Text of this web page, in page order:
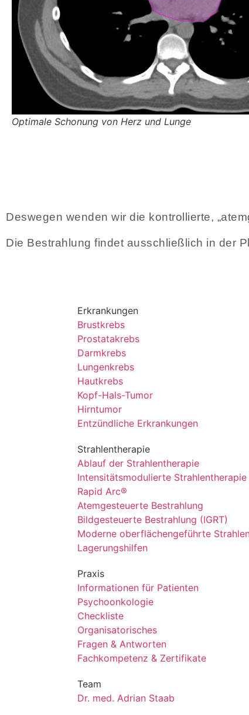
Optimale Schonung von Herz und Lunge
Deswegen wenden wir die kontrollierte,
Die Bestrahlung findet ausschließlich in der
Erkrankungen
Brustkrebs
Prostatakrebs
Darmkrebs
Lungenkrebs
Hautkrebs
Kopf-Hals-Tumor
Hirntumor
Entzündliche Erkrankungen
Strahlentherapie
Ablauf der Strahlentherapie
Intensitätsmodulierte Strahlentherapie
Rapid Arc®
Atemgesteuerte Bestrahlung
Bildgesteuerte Bestrahlung (IGRT)
Moderne oberflächengeführte
Lagerungshilfen
Praxis
Informationen für Patienten
Psychoonkologie
Checkliste
Organisatorisches
Fragen & Antworten
Fachkompetenz & Zertifikate
Team
Dr. med. Adrian Staab